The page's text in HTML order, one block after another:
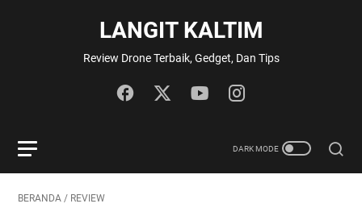
LANGIT KALTIM
Review Drone Terbaik, Gedget, Dan Tips
BERANDA / REVIEW